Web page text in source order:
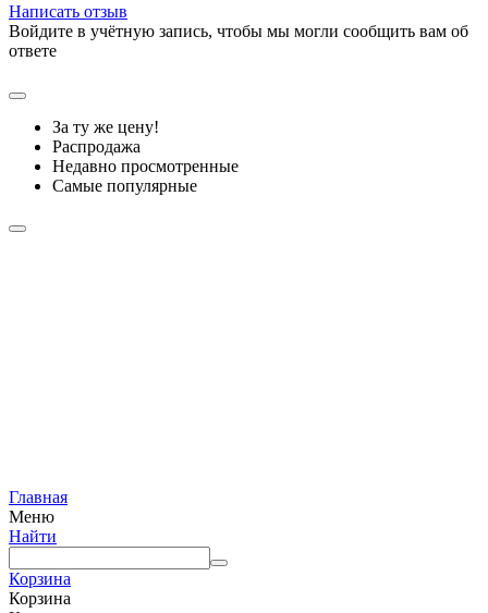
Написать отзыв
Войдите в учётную запись, чтобы мы могли сообщить вам об
ответе
За ту же цену!
Распродажа
Недавно просмотренные
Самые популярные
Главная
Меню
Найти
Корзина
Корзина